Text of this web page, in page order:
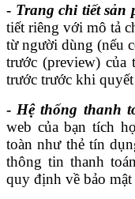
- Trang chi tiết sản
tiết riêng với mô tả
từ người dùng (nếu
trước (preview)
trước trước khi
- Hệ thống thanh
web của bạn tích
toàn như thẻ tín
thông tin thanh
quy định về bảo